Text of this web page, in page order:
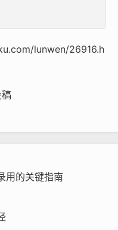
lunwen/26916.h
稿
用的关键指南